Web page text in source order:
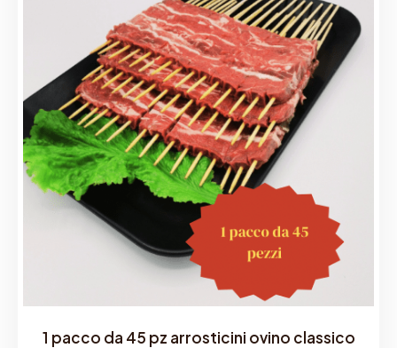
1 pacco da 45 pz arrosticini ovino classico